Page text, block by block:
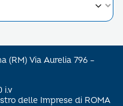
(RM) Via Aurelia 796 –
i.v
delle Imprese di ROMA